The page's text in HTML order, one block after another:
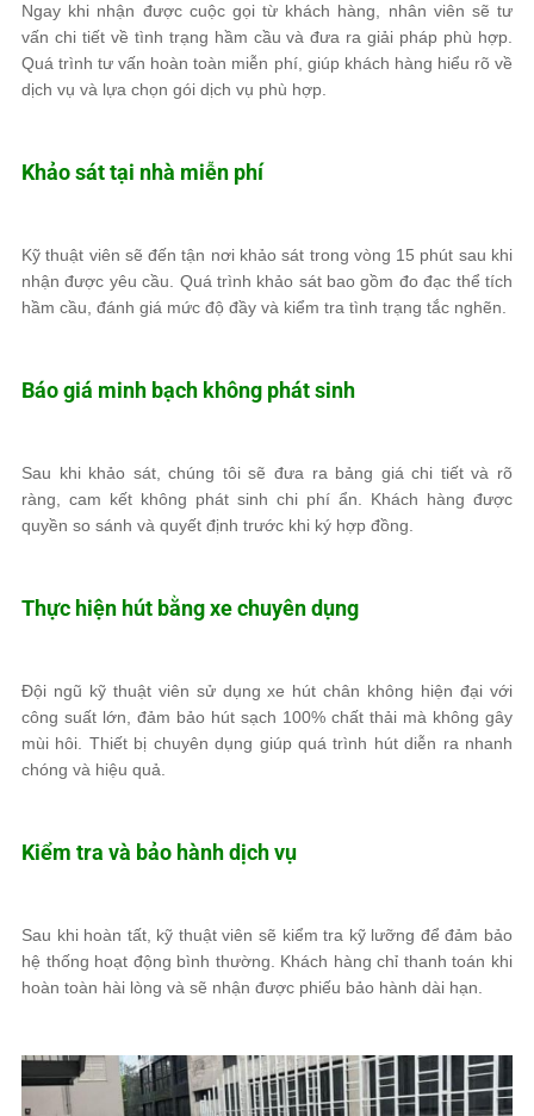
Ngay khi nhận được cuộc gọi từ khách hàng, nhân viên sẽ tư
vấn chi tiết về tình trạng hầm cầu và đưa ra giải pháp phù hợp.
Quá trình tư vấn hoàn toàn miễn phí, giúp khách hàng hiểu rõ về
dịch vụ và lựa chọn gói dịch vụ phù hợp.
Khảo sát tại nhà miễn phí
Kỹ thuật viên sẽ đến tận nơi khảo sát trong vòng 15 phút sau khi
nhận được yêu cầu. Quá trình khảo sát bao gồm đo đạc thể tích
hầm cầu, đánh giá mức độ đầy và kiểm tra tình trạng tắc nghẽn.
Báo giá minh bạch không phát sinh
Sau khi khảo sát, chúng tôi sẽ đưa ra bảng giá chi tiết và rõ
ràng, cam kết không phát sinh chi phí ẩn. Khách hàng được
quyền so sánh và quyết định trước khi ký hợp đồng.
Thực hiện hút bằng xe chuyên dụng
Đội ngũ kỹ thuật viên sử dụng xe hút chân không hiện đại với
công suất lớn, đảm bảo hút sạch 100% chất thải mà không gây
mùi hôi. Thiết bị chuyên dụng giúp quá trình hút diễn ra nhanh
chóng và hiệu quả.
Kiểm tra và bảo hành dịch vụ
Sau khi hoàn tất, kỹ thuật viên sẽ kiểm tra kỹ lưỡng để đảm bảo
hệ thống hoạt động bình thường. Khách hàng chỉ thanh toán khi
hoàn toàn hài lòng và sẽ nhận được phiếu bảo hành dài hạn.